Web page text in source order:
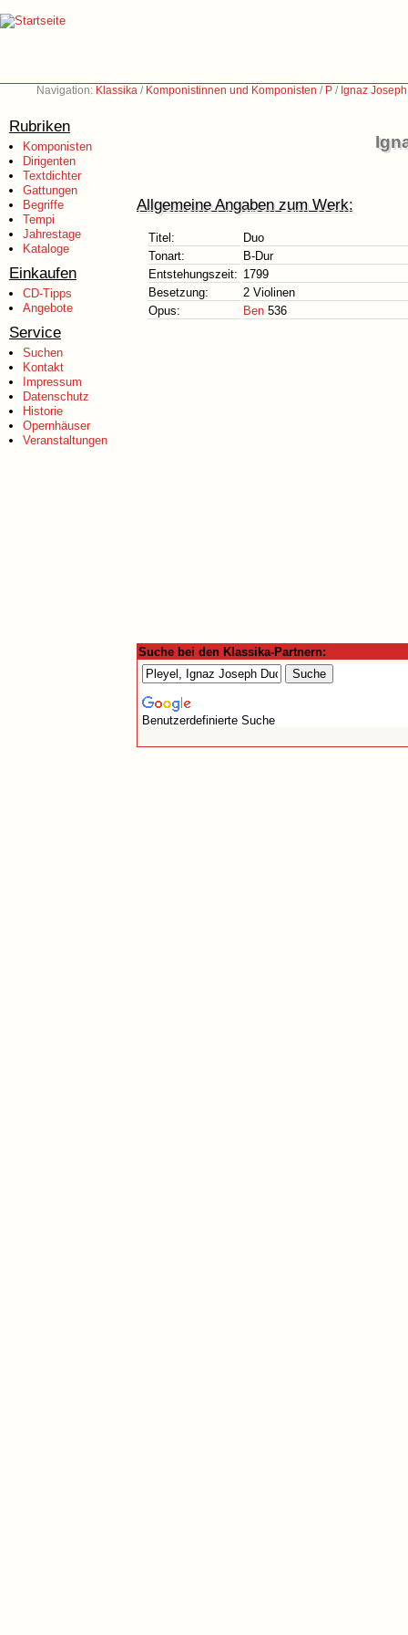
Navigation: Klassika / Komponistinnen und Komponisten / P / Ignaz
Rubriken
Komponisten
Dirigenten
Textdichter
Gattungen
Begriffe
Tempi
Jahrestage
Kataloge
Einkaufen
CD-Tipps
Angebote
Service
Suchen
Kontakt
Impressum
Datenschutz
Historie
Opernhäuser
Veranstaltungen
Allgemeine Angaben zum Werk:
Titel:
Duo
Tonart:
B-Dur
Entstehungszeit: 1799
Besetzung:
2 Violinen
Opus:
Ben 536
Suche bei den Klassika-Partnern:
Benutzerdefinierte Suche